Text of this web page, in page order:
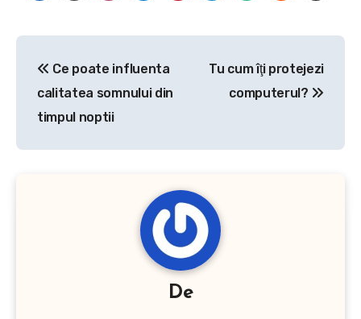
articole
Ce poate influenta
calitatea somnului din
timpul noptii
Tu cum îţi protejezi
computerul?
De